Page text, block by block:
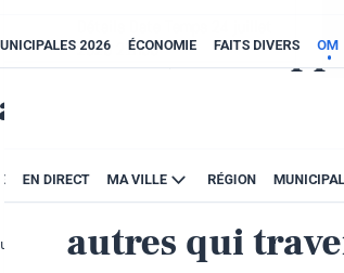
2026 21h50